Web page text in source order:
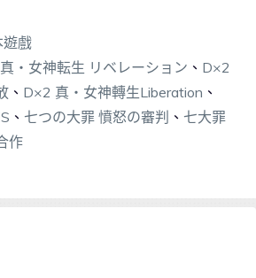
遊戲
・女神転生 リベレーション 、 D×2
、 D×2 真・女神轉生Liberation 、
、 七つの大罪 憤怒の審判 、 七大罪
作